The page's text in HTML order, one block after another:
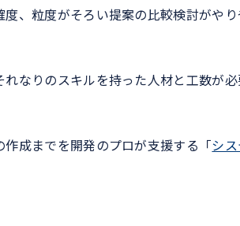
、粒度がそろい提案の比較検討がやり
なりのスキルを持った人材と工数が
成までを開発のプロが支援する「シス